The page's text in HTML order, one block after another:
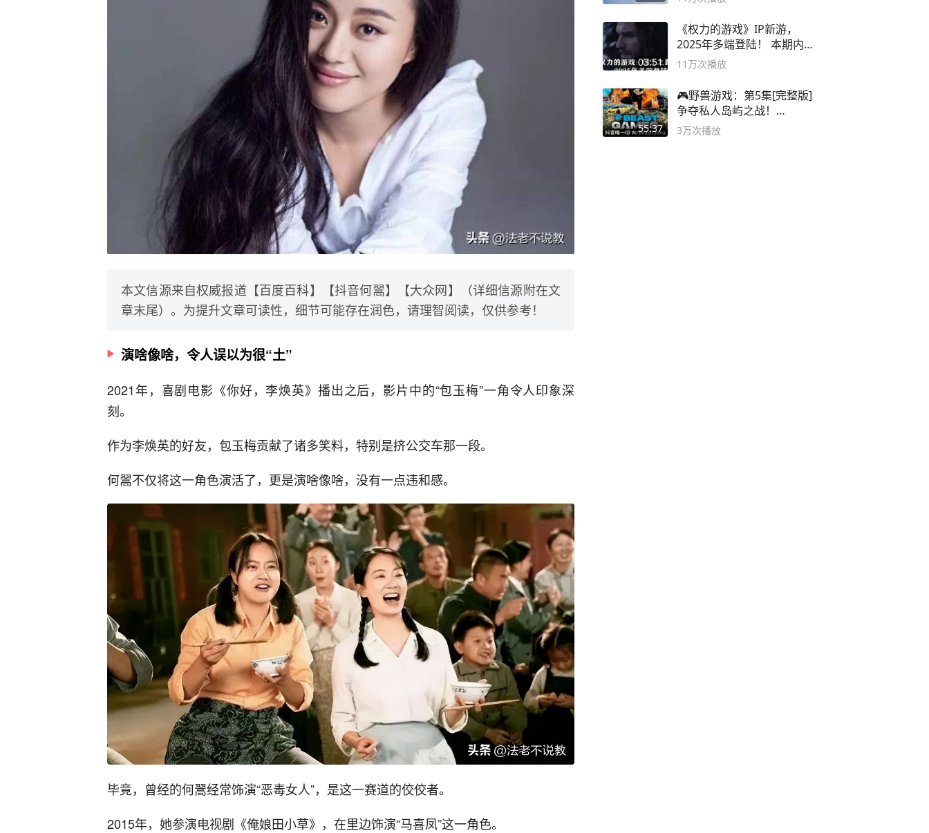
本文信源来自权威报道【百度百科】【抖音何翯】【大众网】（详细信源附在文
章末尾）。为提升文章可读性，细节可能存在润色，请理智阅读，仅供参考！
演啥像啥，令人误以为很“土”
2021年，喜剧电影《你好，李焕英》播出之后，影片中的“包玉梅”一角令人印象深
刻。
作为李焕英的好友，包玉梅贡献了诸多笑料，特别是挤公交车那一段。
何翯不仅将这一角色演活了，更是演啥像啥，没有一点违和感。
毕竟，曾经的何翯经常饰演“恶毒女人”，是这一赛道的佼佼者。
2015年，她参演电视剧《俺娘田小草》，在里边饰演“马喜凤”这一角色。
03:51
《权力的游戏》IP新游，
2025年多端登陆！ 本期内容
概要
11万次播放
55:37
🎮野兽游戏：第5集[完整版]
争夺私人岛屿之战！
#MrBeastChina
3万次播放